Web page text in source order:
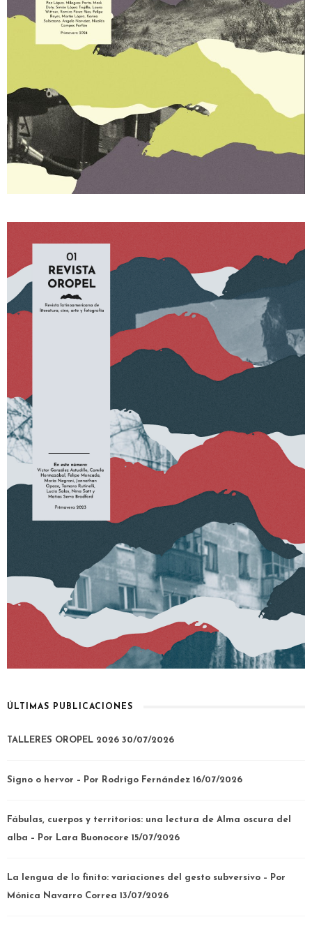
ÚLTIMAS PUBLICACIONES
TALLERES OROPEL 2026 30/07/2026
Signo o hervor – Por Rodrigo Fernández 16/07/2026
Fábulas, cuerpos y territorios: una lectura de Alma oscura del
alba – Por Lara Buonocore 15/07/2026
La lengua de lo finito: variaciones del gesto subversivo – Por
Mónica Navarro Correa 13/07/2026